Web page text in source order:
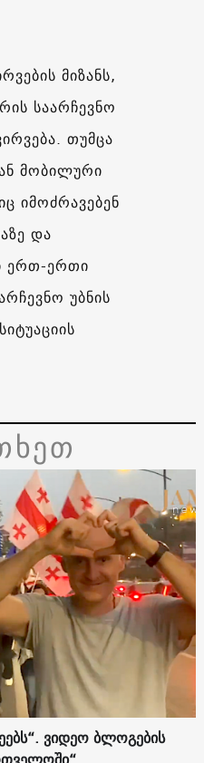
მიზანს,
საარჩევნო
თუმცა
მობილური
იმოძრავებენ
და
ერთ-ერთი
უბნის
ვიდეო ბლოგების